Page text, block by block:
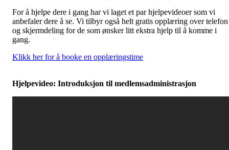
For å hjelpe dere i gang har vi laget et par hjelpevideoer som vi
anbefaler dere å se. Vi tilbyr også helt gratis opplæring over telefon
og skjermdeling for de som ønsker litt ekstra hjelp til å komme i
gang.
Klikk her for å booke en opplæringstime
Hjelpevideo: Introduksjon til medlemsadministrasjon